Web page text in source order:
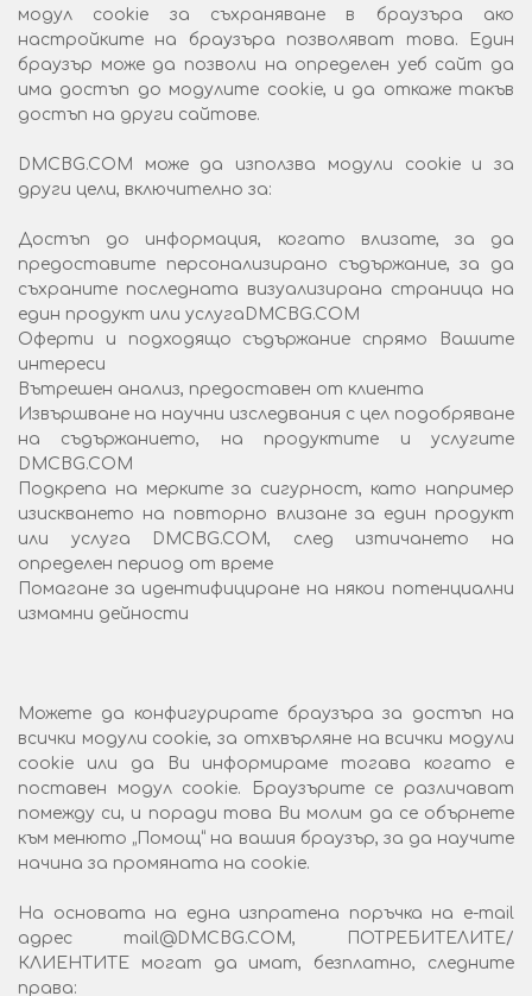
модул cookie за съхраняване в браузъра ако
настройките на браузъра позволяват това. Един
браузър може да позволи на определен уеб сайт да
има достъп до модулите cookie, и да откаже такъв
достъп на други сайтове.
DMCBG.COM може да използва модули cookie и за
други цели, включително за:
Достъп до информация, когато влизате, за да
предоставите персонализирано съдържание, за да
съхраните последната визуализирана страница на
един продукт или услугаDMCBG.COM
Оферти и подходящо съдържание спрямо Вашите
интереси
Вътрешен анализ, предоставен от клиента
Извършване на научни изследвания с цел подобряване
на съдържанието, на продуктите и услугите
DMCBG.COM
Подкрепа на мерките за сигурност, като например
изискването на повторно влизане за един продукт
или услуга DMCBG.COM, след изтичането на
определен период от време
Помагане за идентифициране на някои потенциални
измамни дейности
Можете да конфигурирате браузъра за достъп на
всички модули cookie, за отхвърляне на всички модули
cookie или да Ви информираме тогава когато е
поставен модул cookie. Браузърите се различават
помежду си, и поради това Ви молим да се обърнете
към менюто „Помощ“ на вашия браузър, за да научите
начина за промяната на cookie.
На основата на една изпратена поръчка на e-mail
адрес mail@DMCBG.COM, ПОТРЕБИТЕЛИТЕ/
КЛИЕНТИТЕ могат да имат, безплатно, следните
права: